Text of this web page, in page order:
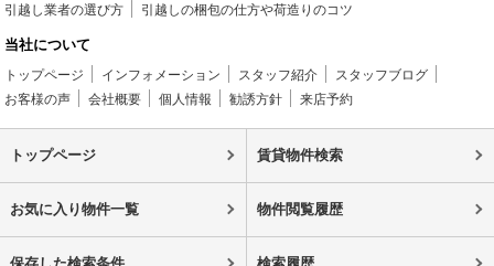
引越し業者の選び方
引越しの梱包の仕方や荷造りのコツ
当社について
トップページ インフォメーション スタッフ紹介
スタッフブログ
お客様の声
会社概要 個人情報 勧誘方針 来店予約
トップページ 賃貸物件検索
お気に入り物件一覧 物件閲覧履歴